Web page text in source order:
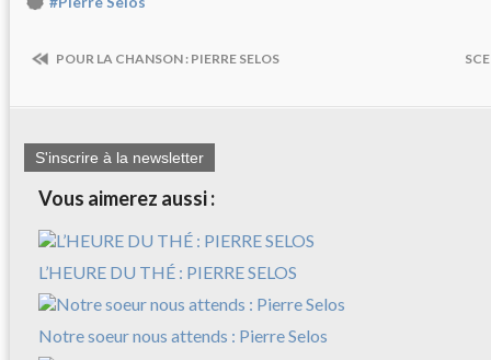
POUR LA CHANSON : PIERRE SELOS
S'inscrire à la newsletter
Vous aimerez aussi :
L’HEURE DU THÉ : PIERRE SELOS
Notre soeur nous attends : Pierre Selos